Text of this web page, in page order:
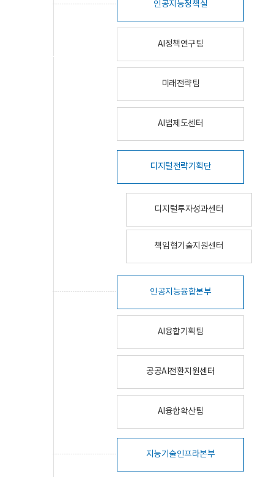
인공지능정책실
AI정책연구팀
미래전략팀
AI법제도센터
디지털전략기획단
디지털투자성과센터
책임형기술지원센터
인공지능융합본부
AI융합기획팀
공공AI전환지원센터
AI융합확산팀
지능기술인프라본부